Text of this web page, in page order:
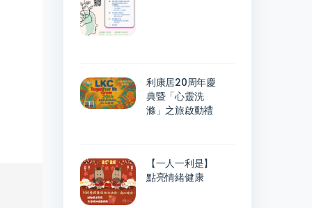
利康居20周年慶
典暨「心靈洗
滌」之旅啟動禮
【一人一利是】
點亮情緒健康